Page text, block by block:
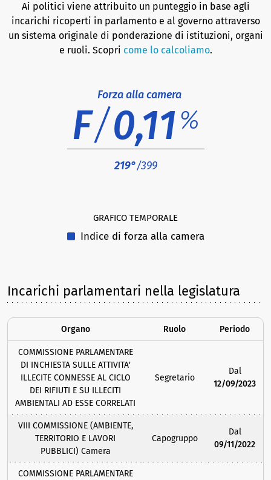
Ai politici viene attribuito un punteggio in base agli
incarichi ricoperti in parlamento e al governo attraverso
un sistema originale di ponderazione di istituzioni, organi
e ruoli. Scopri come lo calcoliamo.
Forza alla camera
F/0,11%
219°/399
GRAFICO TEMPORALE
Indice di forza alla camera
Incarichi parlamentari nella legislatura
Organo Ruolo Periodo
COMMISSIONE PARLAMENTARE
DI INCHIESTA SULLE ATTIVITA'
ILLECITE CONNESSE AL CICLO
DEI RIFIUTI E SU ILLECITI
AMBIENTALI AD ESSE CORRELATI
Segretario
Dal
12/09/2023
VIII COMMISSIONE (AMBIENTE,
TERRITORIO E LAVORI
PUBBLICI) Camera
Capogruppo
Dal
09/11/2022
COMMISSIONE PARLAMENTARE